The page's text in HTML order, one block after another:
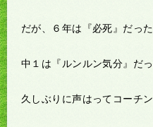
だが、６年は『必死』だった
中１は『ルンルン気分』だ
久しぶりに声はってコーチ